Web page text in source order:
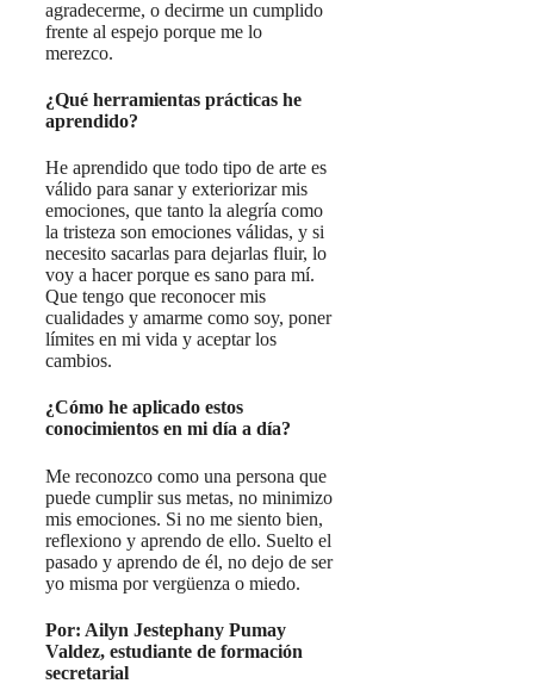
agradecerme, o decirme un cumplido
frente al espejo porque me lo
merezco.
¿Qué herramientas prácticas he
aprendido?
He aprendido que todo tipo de arte es
válido para sanar y exteriorizar mis
emociones, que tanto la alegría como
la tristeza son emociones válidas, y si
necesito sacarlas para dejarlas fluir, lo
voy a hacer porque es sano para mí.
Que tengo que reconocer mis
cualidades y amarme como soy, poner
límites en mi vida y aceptar los
cambios.
¿Cómo he aplicado estos
conocimientos en mi día a día?
Me reconozco como una persona que
puede cumplir sus metas, no minimizo
mis emociones. Si no me siento bien,
reflexiono y aprendo de ello. Suelto el
pasado y aprendo de él, no dejo de ser
yo misma por vergüenza o miedo.
Por: Ailyn Jestephany Pumay
Valdez, estudiante de formación
secretarial